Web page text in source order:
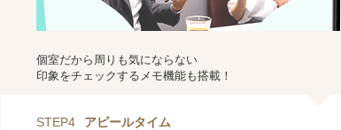
個室だから周りも気にならない
印象をチェックするメモ機能も搭載！
STEP4 アピールタイム